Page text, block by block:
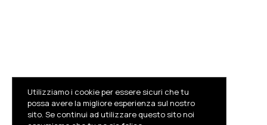
Facebook Instagram Youtube
Utilizziamo i cookie per essere sicuri che tu
possa avere la migliore esperienza sul nostro
sito. Se continui ad utilizzare questo sito noi